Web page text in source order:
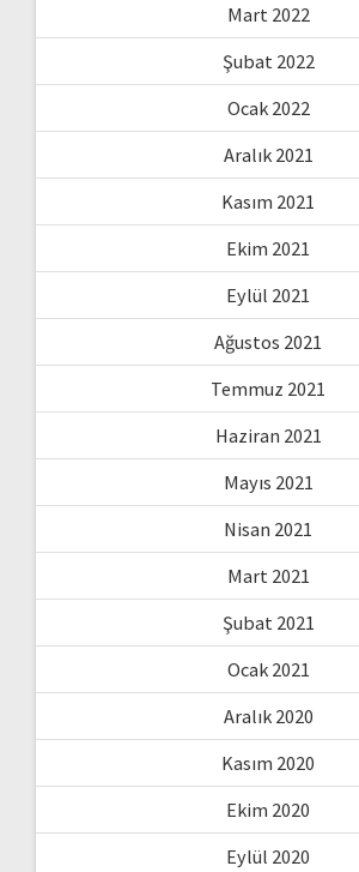
Mart 2022
Şubat 2022
Ocak 2022
Aralık 2021
Kasım 2021
Ekim 2021
Eylül 2021
Ağustos 2021
Temmuz 2021
Haziran 2021
Mayıs 2021
Nisan 2021
Mart 2021
Şubat 2021
Ocak 2021
Aralık 2020
Kasım 2020
Ekim 2020
Eylül 2020